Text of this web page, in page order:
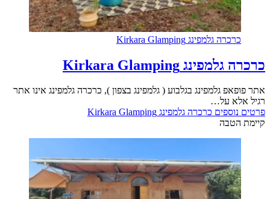
כרכרה גלמפינג Kirkara Glamping
כרכרה גלמפינג Kirkara Glamping
אתר פופאפ גלמפינג בגלבוע ( גלמפינג בצפון ), כרכרה גלמפינג אינו אתר
רגיל אלא על…
פרטים נוספים כרכרה גלמפינג Kirkara Glamping
קיימת הטבה